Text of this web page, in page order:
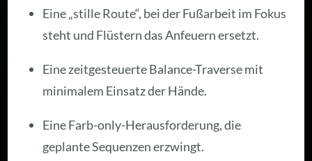
Eine „stille Route“, bei der Fußarbeit im Fokus
steht und Flüstern das Anfeuern ersetzt.
Eine zeitgesteuerte Balance-Traverse mit
minimalem Einsatz der Hände.
Eine Farb-only-Herausforderung, die
geplante Sequenzen erzwingt.